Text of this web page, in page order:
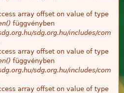
array offset on value of type
függvényben
sdg.org.hu/includes/com
array offset on value of type
függvényben
sdg.org.hu/includes/com
array offset on value of type